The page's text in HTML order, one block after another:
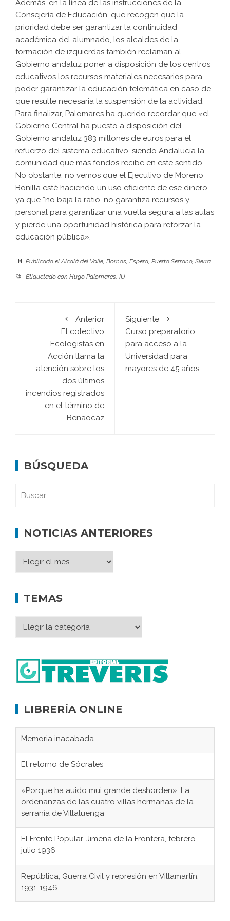
Además, en la línea de las instrucciones de la
Consejería de Educación, que recogen que la
prioridad debe ser garantizar la continuidad
académica del alumnado, los alcaldes de la
formación de izquierdas también reclaman al
Gobierno andaluz poner a disposición de los centros
educativos los recursos materiales necesarios para
poder garantizar la educación telemática en caso de
que resulte necesaria la suspensión de la actividad.
Para finalizar, Palomares ha querido recordar que «el
Gobierno Central ha puesto a disposición del
Gobierno andaluz 383 millones de euros para el
refuerzo del sistema educativo, siendo Andalucía la
comunidad que más fondos recibe en este sentido.
No obstante, no vemos que el Ejecutivo de Moreno
Bonilla esté haciendo un uso eficiente de ese dinero,
ya que “no baja la ratio, no garantiza recursos y
personal para garantizar una vuelta segura a las aulas
y pierde una oportunidad histórica para reforzar la
educación pública».
Publicado el Alcalá del Valle Bornos Espera Puerto Serrano, Sierra
Etiquetado con Hugo Palomares IU
Anterior
El colectivo
Ecologistas en
Acción llama la
atención sobre los
dos últimos
incendios registrados
en el término de
Benaocaz
Siguiente
Curso preparatorio
para acceso a la
Universidad para
mayores de 45 años
BÚSQUEDA
NOTICIAS ANTERIORES
TEMAS
LIBRERÍA ONLINE
Memoria inacabada
El retorno de Sócrates
«Porque ha auido mui grande deshorden»: La
ordenanzas de las cuatro villas hermanas de la
serranía de Villaluenga
El Frente Popular. Jimena de la Frontera, febrero-
julio 1936
República, Guerra Civil y represión en Villamartín,
1931-1946